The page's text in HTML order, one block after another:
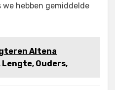
hebben gemiddelde
Altena
Ouders,